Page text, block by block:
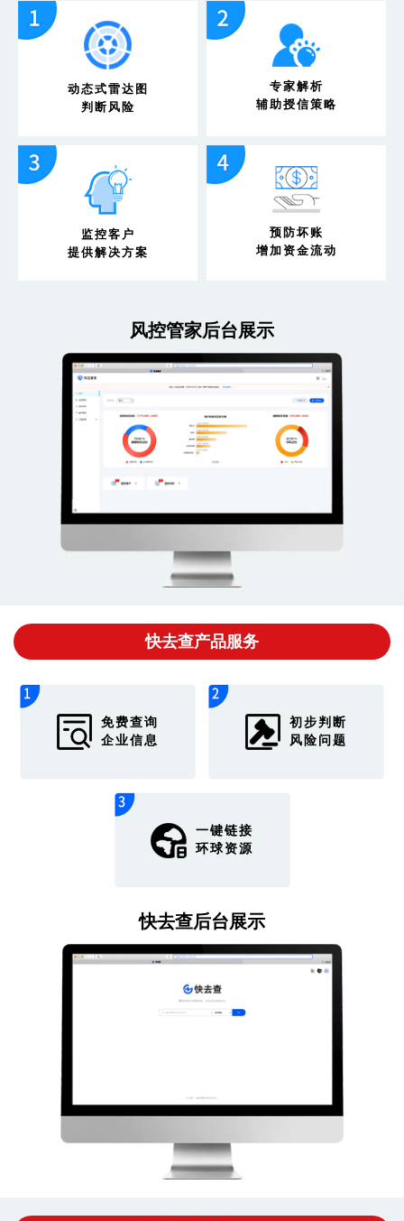
动态式雷达图
判断风险
专家解析
辅助授信策略
监控客户
提供解决方案
预防坏账
增加资金流动
风控管家后台展示
快去查产品服务
免费查询
企业信息
初步判断
风险问题
一键链接
环球资源
快去查后台展示